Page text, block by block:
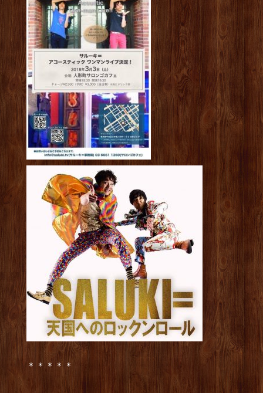
＊＊＊＊＊